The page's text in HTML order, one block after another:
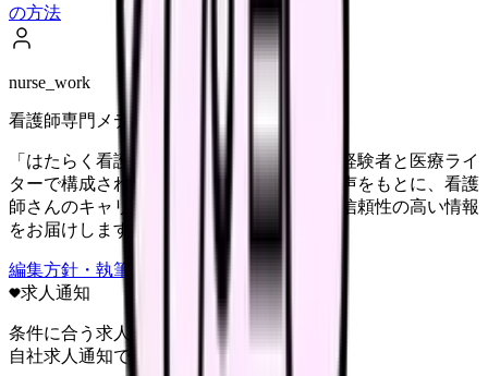
の方法
nurse_work
看護師専門メディア
「はたらく看護師さん」編集部は、看護師経験者と医療ライ
ターで構成されています。現場のリアルな声をもとに、看護
師さんのキャリア・転職・働き方に関する信頼性の高い情報
をお届けします。
編集方針・執筆体制・監修体制を見る
求人通知
条件に合う求人だけ
自社求人通知で受け取る